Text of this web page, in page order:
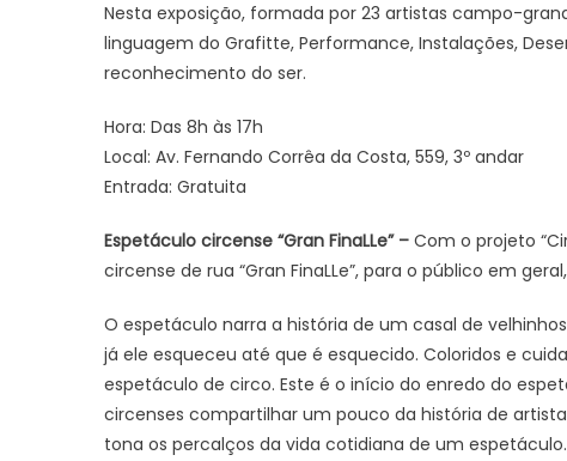
Nesta exposição, formada por 23 artistas campo-
linguagem do Grafitte, Performance, Instalações,
reconhecimento do ser.
Hora: Das 8h às 17h
Local: Av. Fernando Corrêa da Costa, 559, 3º andar
Entrada: Gratuita
Espetáculo circense “Gran FinaLLe” – Com o projeto
circense de rua “Gran FinaLLe”, para o público em
O espetáculo narra a história de um casal de
já ele esqueceu até que é esquecido. Coloridos e
espetáculo de circo. Este é o início do enredo do
circenses compartilhar um pouco da história de
tona os percalços da vida cotidiana de um